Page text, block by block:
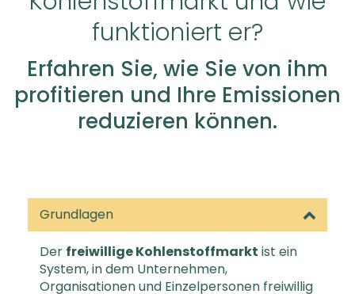
funktioniert er?
Erfahren Sie, wie Sie von ihm
profitieren und Ihre Emissionen
reduzieren können.
Grundlagen
Der freiwillige Kohlenstoffmarkt ist ein
System, in dem Unternehmen,
Organisationen und Einzelpersonen freiwillig